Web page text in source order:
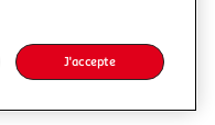
J'accepte